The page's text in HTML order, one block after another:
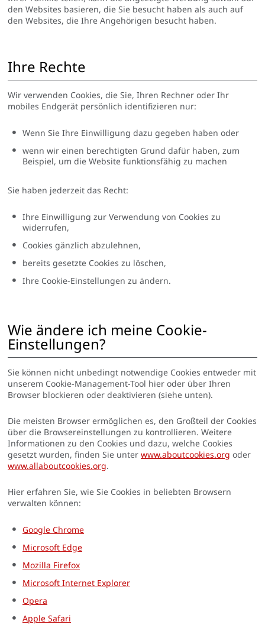
den Websites basieren, die Sie besucht haben als auch auf
den Websites, die Ihre Angehörigen besucht haben.
Ihre Rechte
Wir verwenden Cookies, die Sie, Ihren Rechner oder Ihr
mobiles Endgerät persönlich identifizieren nur:
Wenn Sie Ihre Einwilligung dazu gegeben haben oder
wenn wir einen berechtigten Grund dafür haben, zum
Beispiel, um die Website funktionsfähig zu machen
Sie haben jederzeit das Recht:
Ihre Einwilligung zur Verwendung von Cookies zu
widerrufen,
Cookies gänzlich abzulehnen,
bereits gesetzte Cookies zu löschen,
Ihre Cookie-Einstellungen zu ändern.
Wie ändere ich meine Cookie-
Einstellungen?
Sie können nicht unbedingt notwendige Cookies entweder mit
unserem Cookie-Management-Tool hier oder über Ihren
Browser blockieren oder deaktivieren (siehe unten).
Die meisten Browser ermöglichen es, den Großteil der Cookies
über die Browsereinstellungen zu kontrollieren. Weitere
Informationen zu den Cookies und dazu, welche Cookies
gesetzt wurden, finden Sie unter www.aboutcookies.org oder
www.allaboutcookies.org.
Hier erfahren Sie, wie Sie Cookies in beliebten Browsern
verwalten können:
Google Chrome
Microsoft Edge
Mozilla Firefox
Microsoft Internet Explorer
Opera
Apple Safari